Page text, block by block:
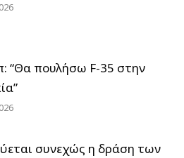
“Θα πουλήσω F-35 στην
συνεχώς η δράση των